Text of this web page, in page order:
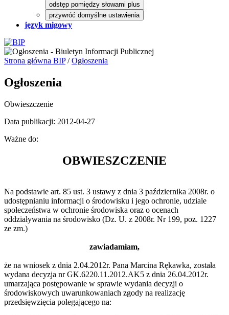
odstęp pomiędzy słowami plus
przywróć domyślne ustawienia
język migowy
Strona główna BIP/Ogłoszenia
Ogłoszenia
Obwieszczenie
Data publikacji: 2012-04-27
Ważne do:
OBWIESZCZENIE
Na podstawie art. 85 ust. 3 ustawy z dnia 3 października 2008r. o
udostępnianiu informacji o środowisku i jego ochronie, udziale
społeczeństwa w ochronie środowiska oraz o ocenach
oddziaływania na środowisko (Dz. U. z 2008r. Nr 199, poz. 1227
ze zm.)
zawiadamiam,
że na wniosek z dnia 2.04.2012r. Pana Marcina Rękawka, została
wydana decyzja nr GK.6220.11.2012.AK5 z dnia 26.04.2012r.
umarzająca postępowanie w sprawie wydania decyzji o
środowiskowych uwarunkowaniach zgody na realizację
przedsięwzięcia polegającego na: